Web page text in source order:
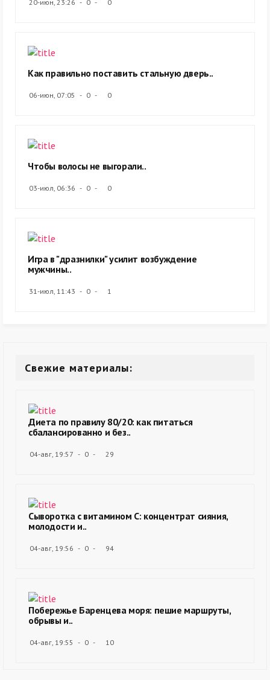
20-июн, 23:26 0 0
Как правильно поставить стальную дверь..
06-июн, 07:05 0 0
Чтобы волосы не выгорали..
03-июл, 06:36 0 0
Игра в "дразнилки" усилит возбуждение
мужчины..
31-июл, 11:43 0 1
Свежие материалы:
Диета по правилу 80/20: как питаться
сбалансированно и без..
04-авг, 19:57 0 29
Сыворотка с витамином С: концентрат сияния,
молодости и..
04-авг, 19:56 0 94
Побережье Баренцева моря: пешие маршруты,
обрывы и..
04-авг, 19:55 0 10